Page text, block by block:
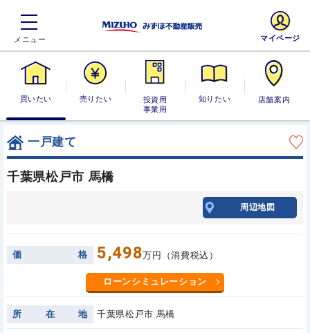
買いたい 売りたい
投資用・事業
用
知りたい 店舗案内
マイページ
一戸建て
千葉県松戸市 馬橋
周辺地図
価 格 5,498万円（消費税込）
ローンシミュレーション
所 在 地 千葉県松戸市 馬橋